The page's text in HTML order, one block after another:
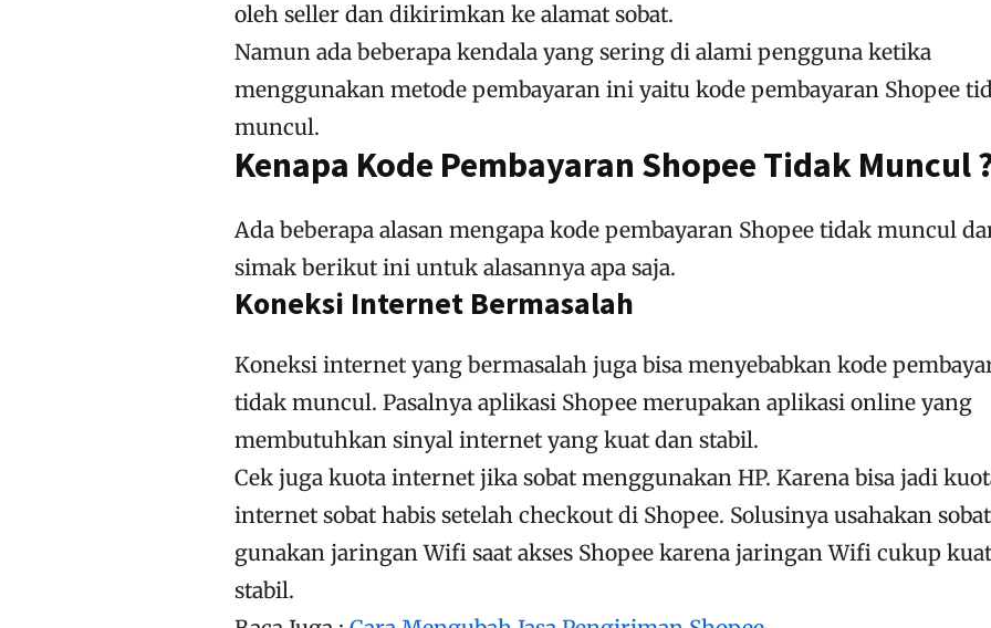
oleh seller dan dikirimkan ke alamat sobat.
Namun ada beberapa kendala yang sering di alami pengguna ketika
menggunakan metode pembayaran ini yaitu kode pembayaran Shopee
muncul.
Kenapa Kode Pembayaran Shopee Tidak Muncul
Ada beberapa alasan mengapa kode pembayaran Shopee tidak muncul
simak berikut ini untuk alasannya apa saja.
Koneksi Internet Bermasalah
Koneksi internet yang bermasalah juga bisa menyebabkan kode
tidak muncul. Pasalnya aplikasi Shopee merupakan aplikasi online yang
membutuhkan sinyal internet yang kuat dan stabil.
Cek juga kuota internet jika sobat menggunakan HP. Karena bisa jadi
internet sobat habis setelah checkout di Shopee. Solusinya usahakan sobat
gunakan jaringan Wifi saat akses Shopee karena jaringan Wifi cukup
stabil.